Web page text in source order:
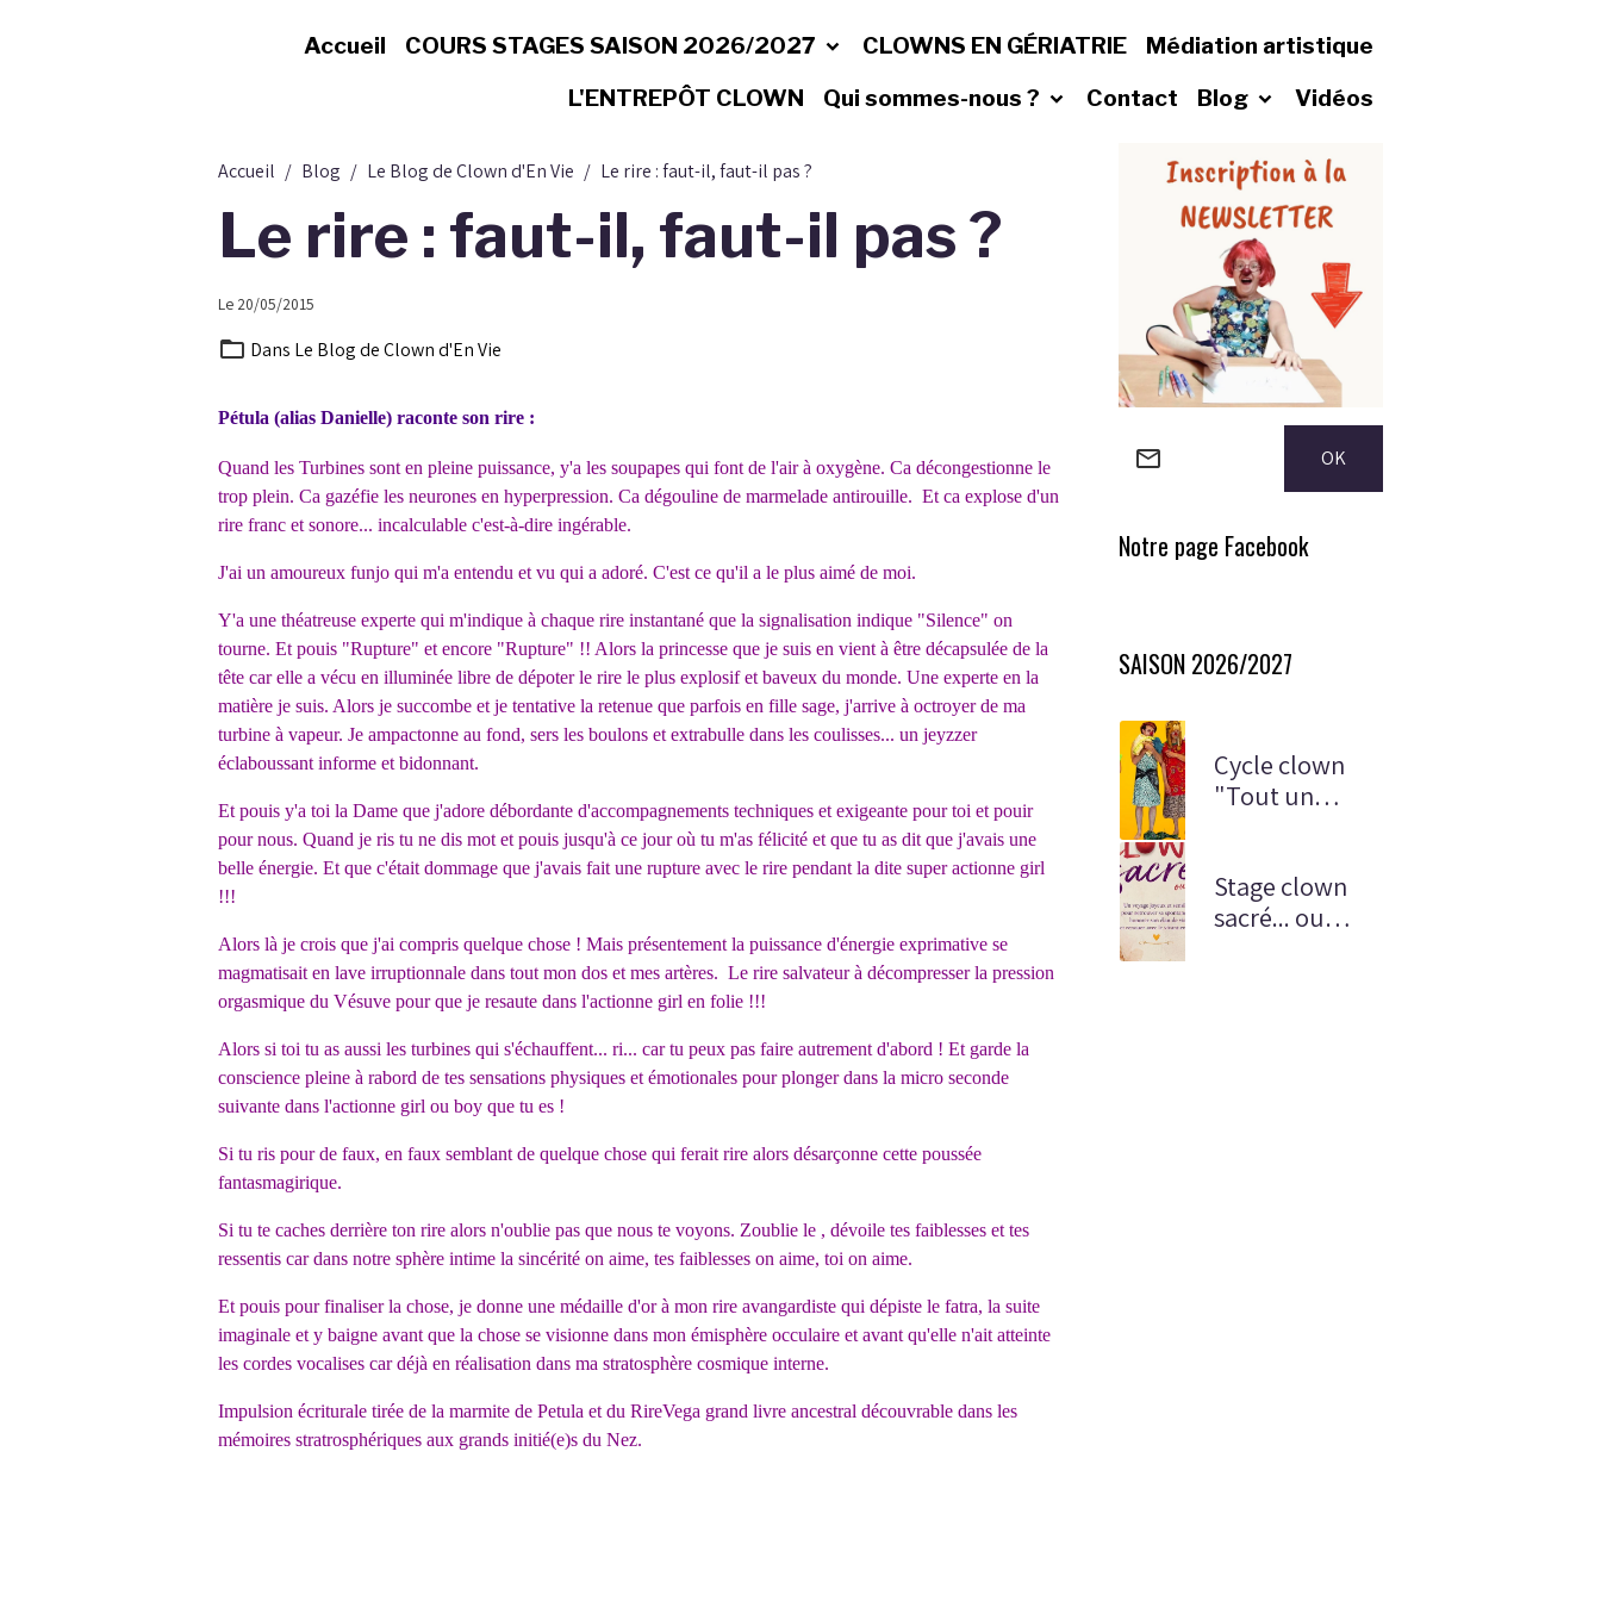
Accueil COURS STAGES SAISON 2026/2027 CLOWNS EN GÉRIATRIE
Médiation artistique
L'ENTREPÔT CLOWN
Qui sommes-nous ? Contact Blog Vidéos
Accueil Blog Le Blog de Clown d'En Vie Le rire : faut-il, faut-il pas ?
Le rire : faut-il, faut-il pas ?
Le 20/05/2015
Dans Le Blog de Clown d'En Vie
Pétula (alias Danielle) raconte son rire :
Quand les Turbines sont en pleine puissance, y'a les soupapes qui font de l'air à oxygène. Ca décongestionne le
trop plein. Ca gazéfie les neurones en hyperpression. Ca dégouline de marmelade antirouille. Et ca explose d'un
rire franc et sonore... incalculable c'est-à-dire ingérable.
J'ai un amoureux funjo qui m'a entendu et vu qui a adoré. C'est ce qu'il a le plus aimé de moi.
Y'a une théatreuse experte qui m'indique à chaque rire instantané que la signalisation indique "Silence" on
tourne. Et pouis "Rupture" et encore "Rupture" !! Alors la princesse que je suis en vient à être décapsulée de la
tête car elle a vécu en illuminée libre de dépoter le rire le plus explosif et baveux du monde. Une experte en la
matière je suis. Alors je succombe et je tentative la retenue que parfois en fille sage, j'arrive à octroyer de ma
turbine à vapeur. Je ampactonne au fond, sers les boulons et extrabulle dans les coulisses... un jeyzzer
éclaboussant informe et bidonnant.
Et pouis y'a toi la Dame que j'adore débordante d'accompagnements techniques et exigeante pour toi et pouir
pour nous. Quand je ris tu ne dis mot et pouis jusqu'à ce jour où tu m'as félicité et que tu as dit que j'avais une
belle énergie. Et que c'était dommage que j'avais fait une rupture avec le rire pendant la dite super actionne girl
!!!
Alors là je crois que j'ai compris quelque chose ! Mais présentement la puissance d'énergie exprimative se
magmatisait en lave irruptionnale dans tout mon dos et mes artères. Le rire salvateur à décompresser la pression
orgasmique du Vésuve pour que je resaute dans l'actionne girl en folie !!!
Alors si toi tu as aussi les turbines qui s'échauffent... ri... car tu peux pas faire autrement d'abord ! Et garde la
conscience pleine à rabord de tes sensations physiques et émotionales pour plonger dans la micro seconde
suivante dans l'actionne girl ou boy que tu es !
Si tu ris pour de faux, en faux semblant de quelque chose qui ferait rire alors désarçonne cette poussée
fantasmagirique.
Si tu te caches derrière ton rire alors n'oublie pas que nous te voyons. Zoublie le , dévoile tes faiblesses et tes
ressentis car dans notre sphère intime la sincérité on aime, tes faiblesses on aime, toi on aime.
Et pouis pour finaliser la chose, je donne une médaille d'or à mon rire avangardiste qui dépiste le fatra, la suite
imaginale et y baigne avant que la chose se visionne dans mon émisphère occulaire et avant qu'elle n'ait atteinte
les cordes vocalises car déjà en réalisation dans ma stratosphère cosmique interne.
Impulsion écriturale tirée de la marmite de Petula et du RireVega grand livre ancestral découvrable dans les
mémoires stratrosphériques aux grands initié(e)s du Nez.
OK
Notre page Facebook
SAISON 2026/2027
Cycle clown
"Tout un
Stage clown
sacré... ou